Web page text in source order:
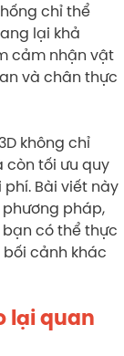
chỉ thể
lại khả
cảm nhận vật
và chân thực
không chỉ
còn tối ưu quy
Bài viết này
pháp,
có thể thực
cảnh khác
lại quan